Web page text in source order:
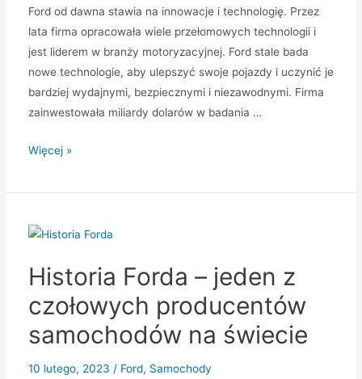
Ford od dawna stawia na innowacje i technologię. Przez
lata firma opracowała wiele przełomowych technologii i
jest liderem w branży motoryzacyjnej. Ford stale bada
nowe technologie, aby ulepszyć swoje pojazdy i uczynić je
bardziej wydajnymi, bezpiecznymi i niezawodnymi. Firma
zainwestowała miliardy dolarów w badania …
Zaangażowanie
w
i
Więcej »
Historia Forda – jeden z
czołowych producentów
samochodów na świecie
10 lutego, 2023 / Ford, Samochody